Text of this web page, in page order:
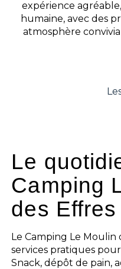
expérience
humaine, avec des
atmosphère
Les
Le
Camping
des Effres
Le Camping Le Moulin
services pratiques
Snack, dépôt de pain,